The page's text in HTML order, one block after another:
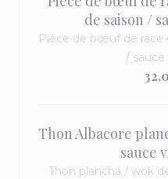
de saison /
Pièce de bœuf de race
/
Thon Albacore
sauce
Thon plancha / wok